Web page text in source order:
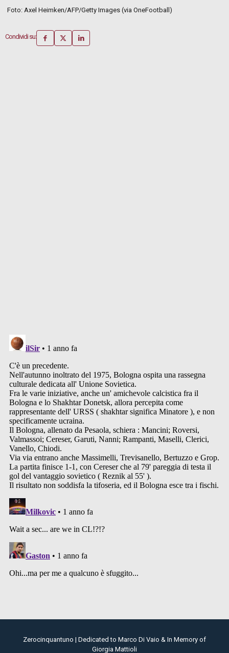
Foto: Axel Heimken/AFP/Getty Images (via OneFootball)
Condividi su:
Zerocinquantuno | Dedicated to Marco Di Vaio & In Memory of
Giorgia Mattioli